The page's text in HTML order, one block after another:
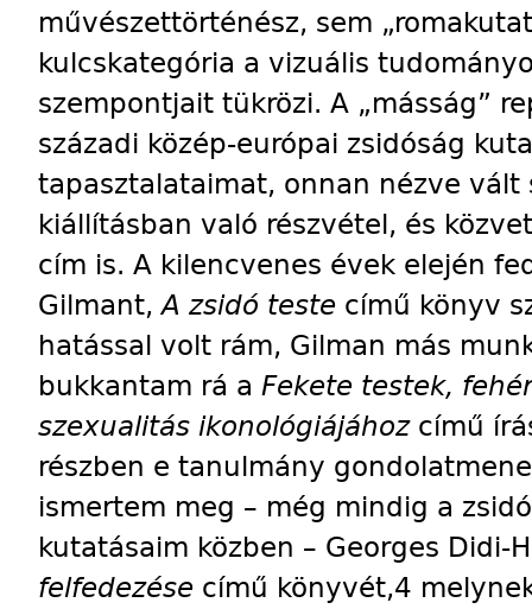
művészettörténész, sem
kulcskategória a vizuális
szempontjait tükrözi. A „másság”
századi közép-európai zsidóság
tapasztalataimat, onnan nézve vált
kiállításban való részvétel, és
cím is. A kilencvenes évek elején
Gilmant,A zsidó teste című könyv
hatással volt rám, Gilman más
bukkantam rá a Fekete testek,
szexualitás ikonológiájáhozcímű
részben e tanulmány
ismertem meg – még mindig a
kutatásaim közben – Georges Didi-
felfedezése című könyvét,4